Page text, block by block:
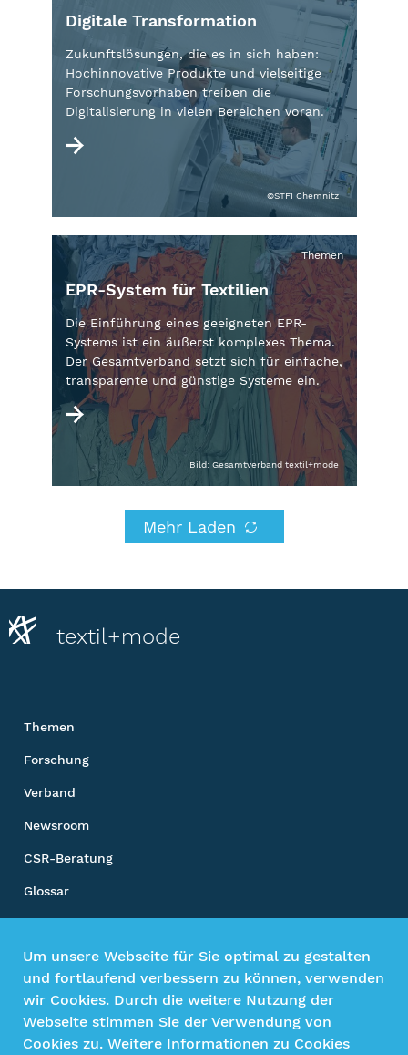
©STFI Chemnitz
Digitale Transformation
Zukunftslösungen, die es in sich haben:
Hochinnovative Produkte und vielseitige
Forschungsvorhaben treiben die
Digitalisierung in vielen Bereichen voran.
Bild: Gesamtverband textil+mode
Themen
EPR-System für Textilien
Die Einführung eines geeigneten EPR-
Systems ist ein äußerst komplexes Thema.
Der Gesamtverband setzt sich für einfache,
transparente und günstige Systeme ein.
Mehr Laden
textil+mode
Themen
Forschung
Verband
Newsroom
CSR-Beratung
Glossar
Impressum
Datenschutz
Um unsere Webseite für Sie optimal zu gestalten
und fortlaufend verbessern zu können, verwenden
wir Cookies. Durch die weitere Nutzung der
Webseite stimmen Sie der Verwendung von
Cookies zu. Weitere Informationen zu Cookies